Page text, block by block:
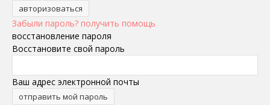
Забыли пароль? получить помощь
восстановление пароля
Восстановите свой пароль
Ваш адрес электронной почты